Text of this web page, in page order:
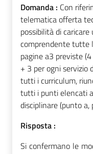
Domanda : Con
telematica offerta
possibilità di
comprendente tutte
pagine a3 previste
+ 3 per ogni servizio
tutti i curriculum,
tutti i punti elencati
disciplinare (punto
Risposta :
Si confermano le